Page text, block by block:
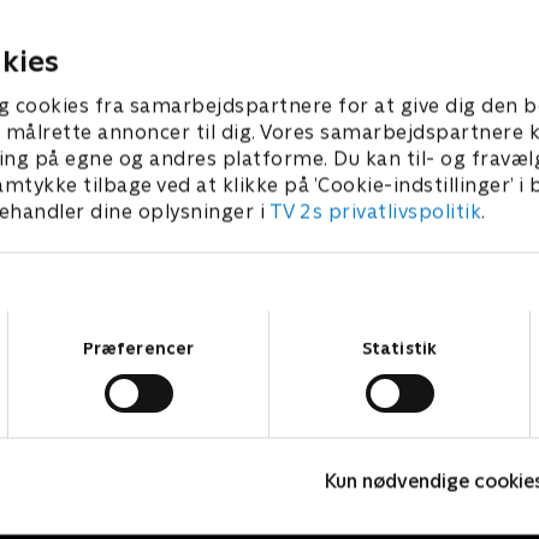
cookies fra samarbejdspartnere for at give dig den
annoncer til dig. Vores samarbejdspartnere
på egne og andres platforme. Du kan til- og
tilbage ved at klikke på ’Cookie-indstillinger’ i
dine oplysninger i TV 2s privatlivspolitik.
Præferencer Statistik
Kun nødvendige
gengælder hans store
og må finde på en hurtig
ikke lige falder i god
jaloux da Anes eks-
op på restauranten.
anderledes festlig for
• 26 min
det, men da et tv kommer i
det meget svært at sige nej.
har fået en ny racerbane,
skal afprøve med Wilma,
vinder, vil han ikke give